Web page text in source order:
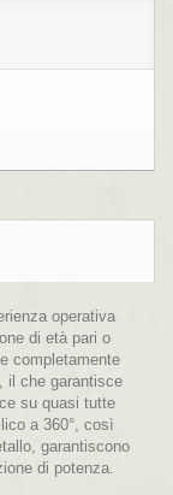
operativa
di età pari o
completamente
il che garantisce
su quasi tutte
a 360°, così
garantiscono
di potenza.